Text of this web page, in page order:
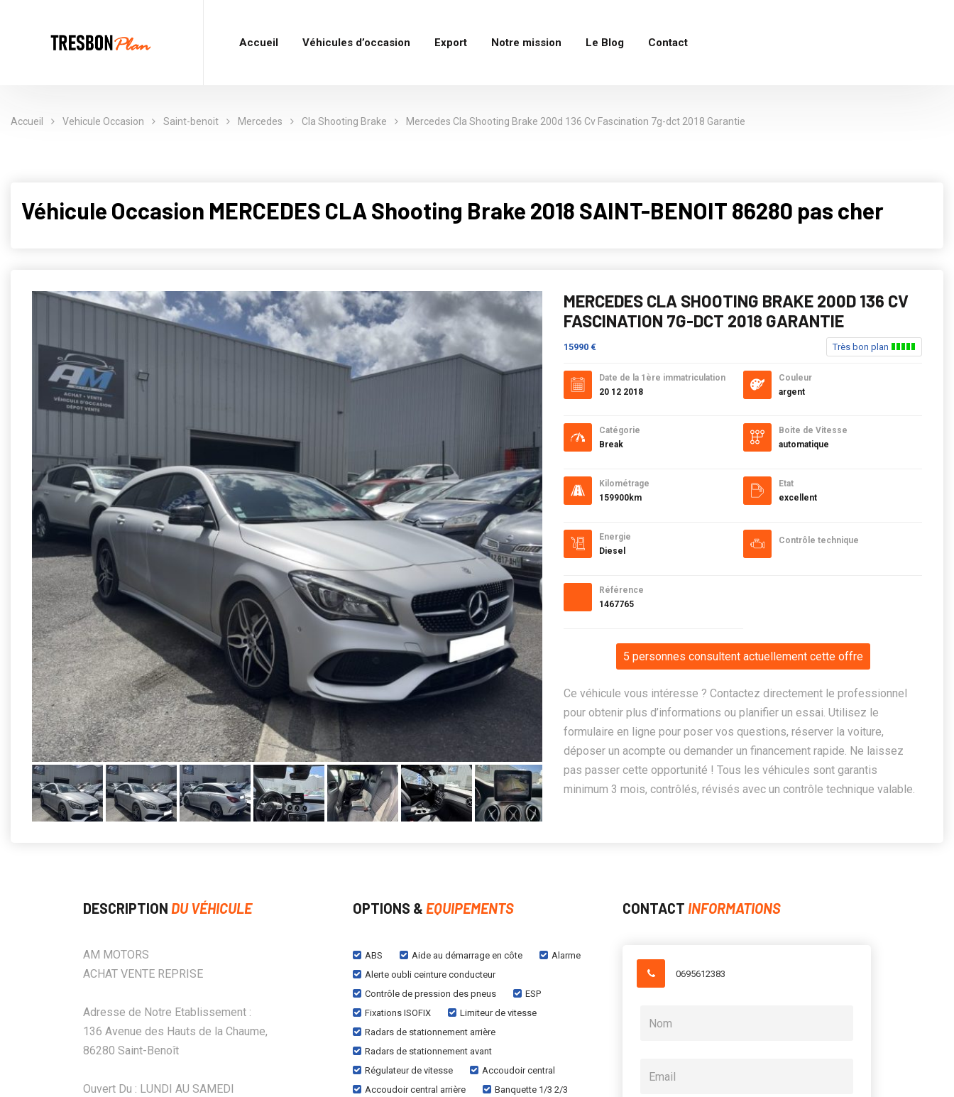
Accueil Véhicules d’occasion Export Notre mission Le Blog Contact
Accueil Vehicule Occasion Saint-benoit Mercedes Cla Shooting Brake Mercedes Cla Shooting Brake 200d 136 Cv Fascination 7g-dct 2018 Garantie
Véhicule Occasion MERCEDES CLA Shooting Brake 2018 SAINT-BENOIT 86280 pas cher
MERCEDES CLA SHOOTING BRAKE 200D 136 CV
FASCINATION 7G-DCT 2018 GARANTIE
15990 € Très bon plan
Date de la 1ère immatriculation
20 12 2018
Catégorie
Break
Kilométrage
159900km
Energie
Diesel
Référence
1467765
Couleur
argent
Boite de Vitesse
automatique
Etat
excellent
Contrôle technique
5 personnes consultent actuellement cette offre
Ce véhicule vous intéresse ? Contactez directement le professionnel
pour obtenir plus d’informations ou planifier un essai. Utilisez le
formulaire en ligne pour poser vos questions, réserver la voiture,
déposer un acompte ou demander un financement rapide. Ne laissez
pas passer cette opportunité ! Tous les véhicules sont garantis
minimum 3 mois, contrôlés, révisés avec un contrôle technique valable.
DESCRIPTION DU VÉHICULE
AM MOTORS
ACHAT VENTE REPRISE
Adresse de Notre Etablissement :
136 Avenue des Hauts de la Chaume,
86280 Saint-Benoît
Ouvert Du : LUNDI AU SAMEDI
OPTIONS & EQUIPEMENTS
ABS Aide au démarrage en côte
Alarme
Alerte oubli ceinture conducteur
Contrôle de pression des pneus
ESP
Fixations ISOFIX
Limiteur de vitesse
Radars de stationnement arrière
Radars de stationnement avant
Régulateur de vitesse
Accoudoir central
Accoudoir central arrière
Banquette 1/3 2/3
CONTACT INFORMATIONS
0695612383